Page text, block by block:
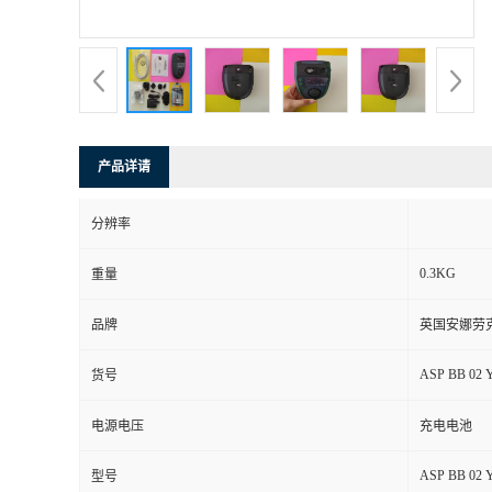
产品详请
分辨率
重量 0.3KG
品牌 英国安娜劳
货号 ASP BB 02
电源电压 充电电池
型号 ASP BB 02